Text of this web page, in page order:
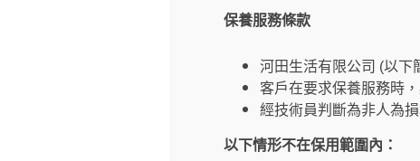
保養服務條款
河田生活有限公司 (以下
客戶在要求保養服務時
經技術員判斷為非人為
以下情形不在保用範圍內：